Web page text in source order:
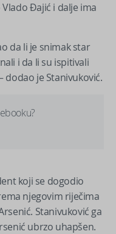
Đajić i dalje ima
da li je snimak star
i da li su ispitivali
dodao je Stanivuković.
koji se dogodio
njegovim riječima
Stanivuković ga
ubrzo uhapšen.